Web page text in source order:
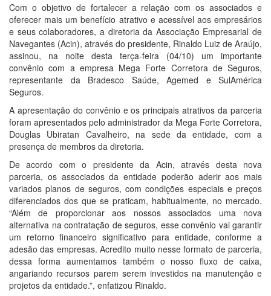
Com o objetivo de fortalecer a relação com os associados e
oferecer mais um benefício atrativo e acessível aos empresários
e seus colaboradores, a diretoria da Associação Empresarial de
Navegantes (Acin), através do presidente, Rinaldo Luiz de Araújo,
assinou, na noite desta terça-feira (04/10) um importante
convênio com a empresa Mega Forte Corretora de Seguros,
representante da Bradesco Saúde, Agemed e SulAmérica
Seguros.
A apresentação do convênio e os principais atrativos da parceria
foram apresentados pelo administrador da Mega Forte Corretora,
Douglas Ubiratan Cavalheiro, na sede da entidade, com a
presença de membros da diretoria.
De acordo com o presidente da Acin, através desta nova
parceria, os associados da entidade poderão aderir aos mais
variados planos de seguros, com condições especiais e preços
diferenciados dos que se praticam, habitualmente, no mercado.
“Além de proporcionar aos nossos associados uma nova
alternativa na contratação de seguros, esse convênio vai garantir
um retorno financeiro significativo para entidade, conforme a
adesão das empresas. Acredito muito nesse formato de parceria,
dessa forma aumentamos também o nosso fluxo de caixa,
angariando recursos parem serem investidos na manutenção e
projetos da entidade.”, enfatizou Rinaldo.